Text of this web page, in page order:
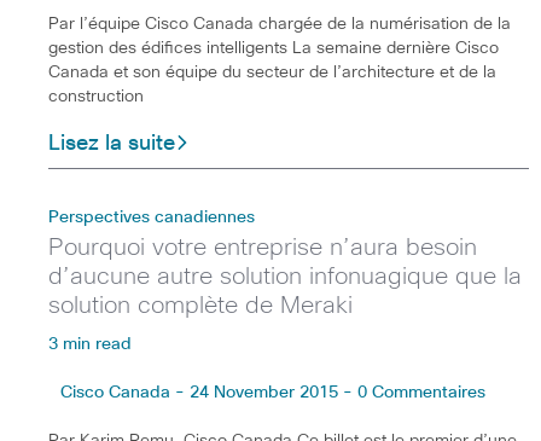
Par l’équipe Cisco Canada chargée de la numérisation de la
gestion des édifices intelligents La semaine dernière Cisco
Canada et son équipe du secteur de l’architecture et de la
construction
Lisez la suite
Perspectives canadiennes
Pourquoi votre entreprise n’aura besoin
d’aucune autre solution infonuagique que la
solution complète de Meraki
3 min read
Cisco Canada - 24 November 2015 - 0 Commentaires